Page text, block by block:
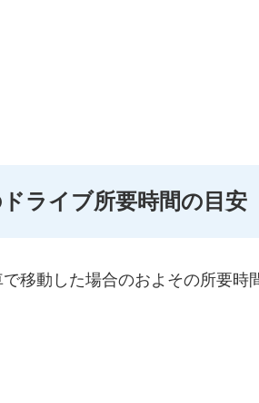
ライブ所要時間の目安
移動した場合のおよその所要時